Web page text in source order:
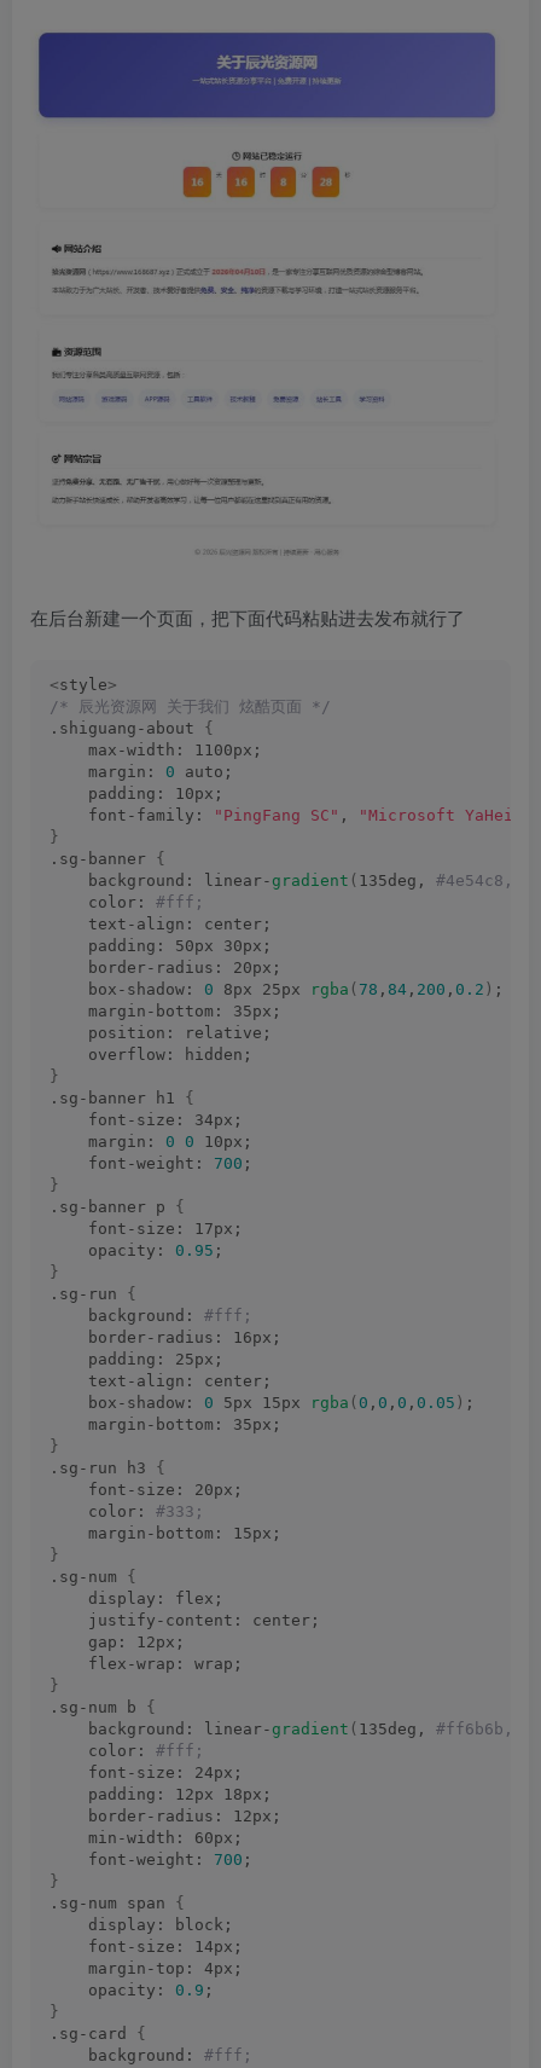
在后台新建一个页面，把下面代码粘贴进去发布就行了
<style>
/* 辰光资源网 关于我们 炫酷页面 */
.shiguang-about {
    max-width: 1100px;
    margin:
0 auto;
    padding: 10px;
    font-family:
"PingFang SC" , "Microsoft YaHei"
}
.sg-banner {
    background: linear-
gradient ( 135deg,
#4e54c8,
    color:
#fff;
    text-align: center;
    padding: 50px 30px;
    border-radius: 20px;
    box-shadow:
0 8px 25px rgba ( 78 , 84 , 200 , 0.2 ) ;
    margin-bottom: 35px;
    position: relative;
    overflow: hidden;
}
.sg-banner h1 {
    font-size: 34px;
    margin:
0 0 10px;
    font-weight:
700 ;
}
.sg-banner p {
    font-size: 17px;
    opacity:
0.95 ;
}
.sg-run {
    background:
#fff;
    border-radius: 16px;
    padding: 25px;
    text-align: center;
    box-shadow:
0 5px 15px rgba ( 0 , 0 , 0 , 0.05 ) ;
    margin-bottom: 35px;
}
.sg-run h3 {
    font-size: 20px;
    color:
#333;
    margin-bottom: 15px;
}
.sg-num {
    display: flex;
    justify-content: center;
    gap: 12px;
    flex-wrap: wrap;
}
.sg-num b {
    background: linear-
gradient ( 135deg,
#ff6b6b,
    color:
#fff;
    font-size: 24px;
    padding: 12px 18px;
    border-radius: 12px;
    min-width: 60px;
    font-weight:
700 ;
}
.sg-num span {
    display: block;
    font-size: 14px;
    margin-top: 4px;
    opacity:
0.9 ;
}
.sg-card {
    background:
#fff;